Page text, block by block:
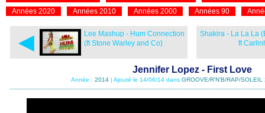
Années 2020
Années 2010 Années 2000 Années 90
◄
Lee Mashup - Hum Connection
(ft Stone Warley and Co)
Shakira - La La La
ft
Jennifer Lopez - First Love
Année : 2014 | Ajouté le 14/06/14 dans GROOVE/R'N'B/RAP/SOLEIL